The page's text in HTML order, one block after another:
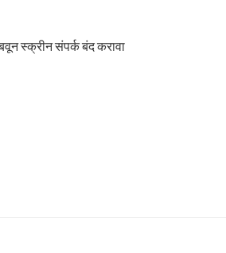
स्क्रीन संपर्क बंद करावा